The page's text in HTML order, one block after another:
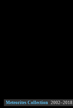
Meteorites Collection 2002–2018